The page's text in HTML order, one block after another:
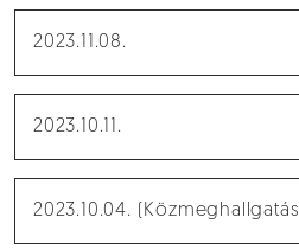
2023.11.08.
2023.10.11.
2023.10.04. (Közmeghallgatás)